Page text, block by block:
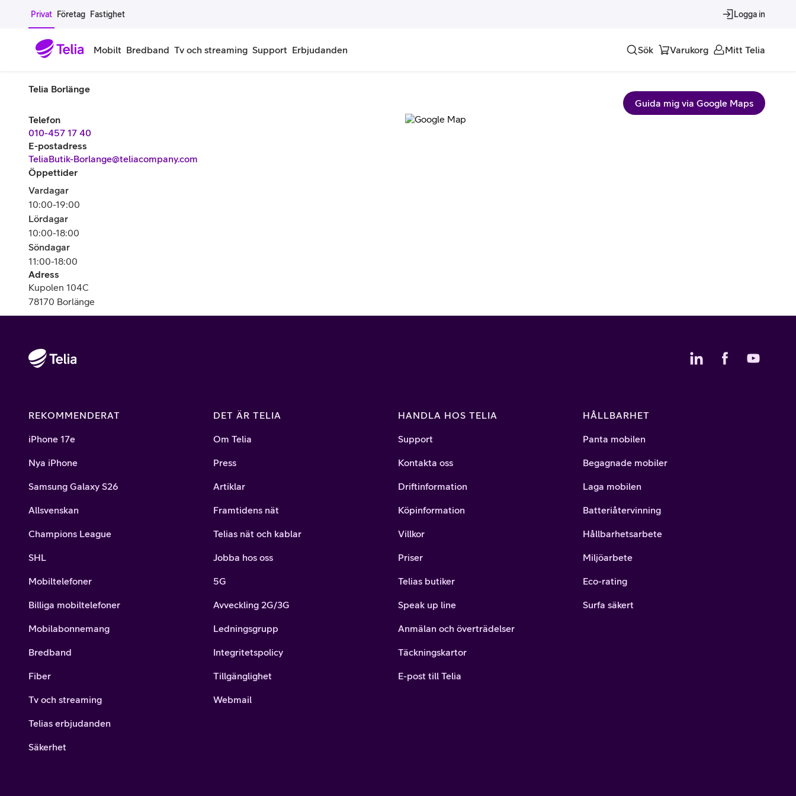
Gå till sidans innehåll
Privat Företag Fastighet Logga in
Mobilt
Mobiltelefoner
iPhone
Samsung Galaxy
Google Pixel
Alla mobiltelefoner
Begagnade mobiltelefoner
Billiga mobiltelefoner
Mobilskal
Hörlurar
Köp kontantkort
Tjänster
Apple Watch 4G/5G Surfplattor
Bredband Tv och streaming Support Erbjudanden Sök Varukorg Mitt Telia
Telia Borlänge
Telefon
010-457 17 40
E-postadress
TeliaButik-Borlange@teliacompany.com
Öppettider
Vardagar
10:00-19:00
Lördagar
10:00-18:00
Söndagar
11:00-18:00
Adress
Kupolen 104C
78170 Borlänge
Guida mig via Google Maps
REKOMMENDERAT
iPhone 17e
Nya iPhone
Samsung Galaxy S26
Allsvenskan
Champions League
SHL
Mobiltelefoner
Billiga mobiltelefoner
Mobilabonnemang
Bredband
Fiber
Tv och streaming
Telias erbjudanden
Säkerhet
DET ÄR TELIA
Om Telia
Press
Artiklar
Framtidens nät
Telias nät och kablar
Jobba hos oss
5G
Avveckling 2G/3G
Ledningsgrupp
Integritetspolicy
Tillgänglighet
Webmail
HANDLA HOS TELIA
Support
Kontakta oss
Driftinformation
Köpinformation
Villkor
Priser
Telias butiker
Speak up line
Anmälan och överträdelser
Täckningskartor
E-post till Telia
HÅLLBARHET
Panta mobilen
Begagnade mobiler
Laga mobilen
Batteriåtervinning
Hållbarhetsarbete
Miljöarbete
Eco-rating
Surfa säkert